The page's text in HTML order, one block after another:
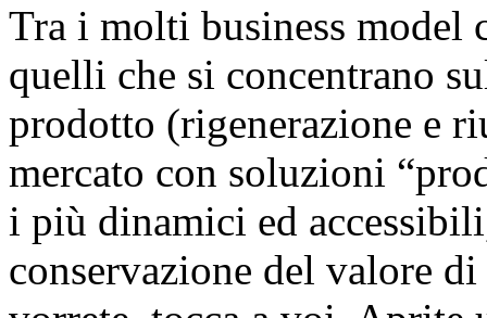
Tra i molti business
quelli che si concentrano
prodotto (rigenerazione e
mercato con soluzioni
i più dinamici ed
conservazione del valore